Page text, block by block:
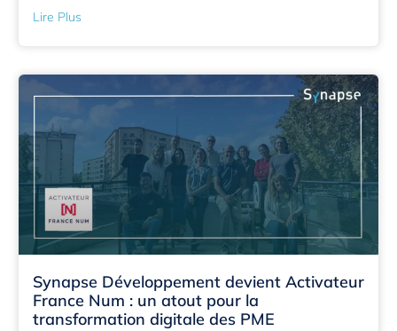
Lire Plus
Synapse Développement devient Activateur
France Num : un atout pour la
transformation digitale des PME